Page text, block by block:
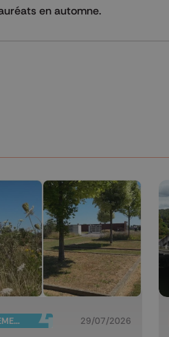
en automne.
AMÉNAGEMENT DU TERRITOIRE 29/07/2026